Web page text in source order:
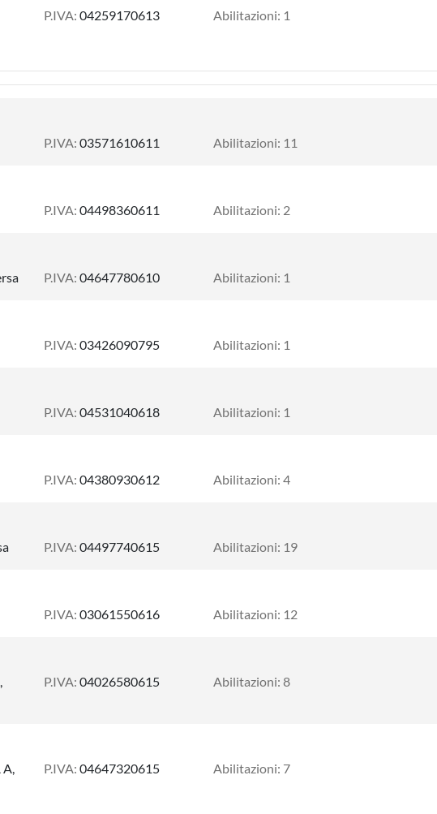
P.IVA: 04259170613 Abilitazioni: 1
P.IVA: 03571610611 Abilitazioni: 11
P.IVA: 04498360611 Abilitazioni: 2
P.IVA: 04647780610 Abilitazioni: 1
P.IVA: 03426090795 Abilitazioni: 1
P.IVA: 04531040618 Abilitazioni: 1
P.IVA: 04380930612 Abilitazioni: 4
P.IVA: 04497740615 Abilitazioni: 19
P.IVA: 03061550616 Abilitazioni: 12
P.IVA: 04026580615 Abilitazioni: 8
A,
P.IVA: 04647320615 Abilitazioni: 7